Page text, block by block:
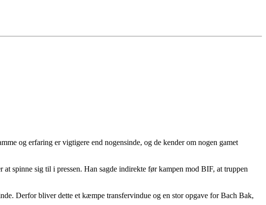
og erfaring er vigtigere end nogensinde, og de kender om nogen gamet
spinne sig til i pressen. Han sagde indirekte før kampen mod BIF, at truppen
Derfor bliver dette et kæmpe transfervindue og en stor opgave for Bach Bak,